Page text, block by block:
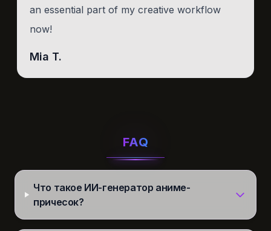
an essential part of my creative workflow
now!
Mia T.
FAQ
Что такое ИИ-генератор аниме-
причесок?